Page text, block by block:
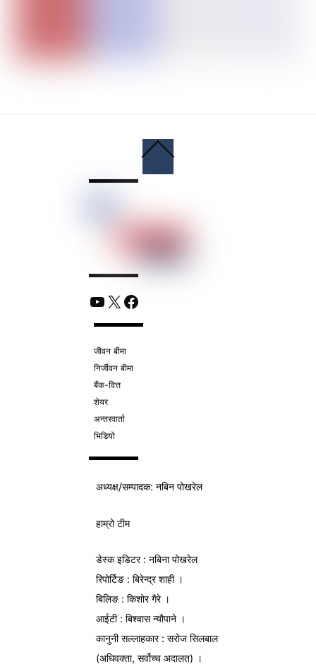
To
YouTube
X Facebook
जीवन बीमा
निर्जीवन बीमा
बैंक-वित्त
शेयर
अन्तरवार्ता
भिडियो
अध्यक्ष/सम्पादक: नबिन पोखरेल
हाम्रो टीम
डेस्क इडिटर : नबिना पोखरेल
रिपोर्टिङ : बिरेन्द्र शाही ।
बिलिङ : किशोर गैरे ।
आईटी : बिश्वास न्यौपाने ।
कानुनी सल्लाहकार : सरोज सिलबाल
(अधिवक्ता, सर्वोच्च अदालत) ।